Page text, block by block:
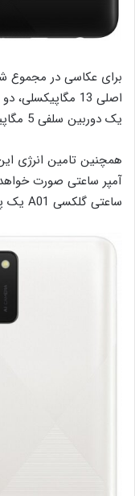
برای عکاسی در مجموع
یک دوربین سلفی 5 مگاپیکسلی.
ساعتی گلکسی A01 یک پیشرفت قابل توجه محسوب می‌شود.